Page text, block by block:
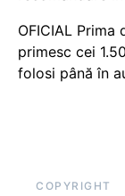
OFICIAL
primesc cei
folosi până în
COPYRIGHT